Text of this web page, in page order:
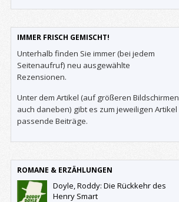
IMMER FRISCH GEMISCHT!
Unterhalb finden Sie immer (bei jedem
Seitenaufruf) neu ausgewählte
Rezensionen.
Unter dem Artikel (auf größeren Bildschirmen
auch daneben) gibt es zum jeweiligen Artikel
passende Beiträge.
ROMANE & ERZÄHLUNGEN
Doyle, Roddy: Die Rückkehr des
Henry Smart